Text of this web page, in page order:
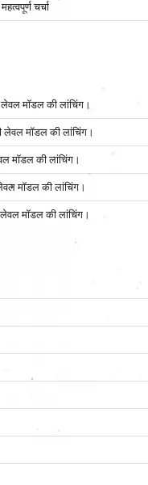
चर्चा
लेवल मॉडल की लांचिंग।
लेवल मॉडल की लांचिंग।
मॉडल की लांचिंग।
मॉडल की लांचिंग।
लेवल मॉडल की लांचिंग।